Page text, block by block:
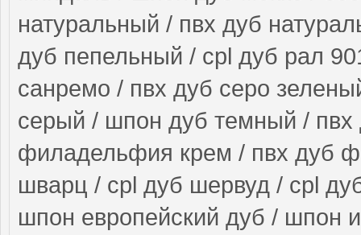
натуральный / пвх дуб
дуб пепельный / cpl дуб рал
санремо / пвх дуб серо
серый / шпон дуб темный /
филадельфия крем / пвх дуб
шварц / cpl дуб шервуд / cpl
шпон европейский дуб / шпон